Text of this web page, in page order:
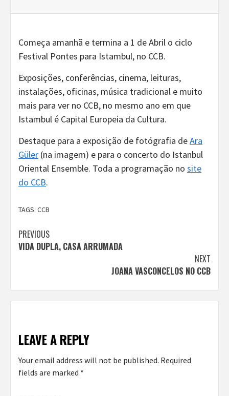
Começa amanhã e termina a 1 de Abril o ciclo
Festival Pontes para Istambul, no CCB.
Exposições, conferências, cinema, leituras,
instalações, oficinas, música tradicional e muito
mais para ver no CCB, no mesmo ano em que
Istambul é Capital Europeia da Cultura.
Destaque para a exposição de fotógrafia deAra
Güler (na imagem) e para o concerto do Istanbul
Oriental Ensemble. Toda a programação no site
do CCB.
TAGS: CCB
Continue
Reading
PREVIOUS
VIDA DUPLA, CASA ARRUMADA
NEXT
JOANA VASCONCELOS NO CCB
LEAVE A REPLY
Your email address will not be published. Required
fields are marked *